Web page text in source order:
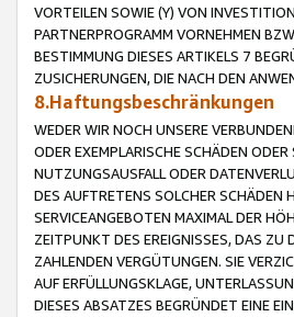
VORTEILEN SOWIE (Y) VON
PARTNERPROGRAMM VORNEHMEN
BESTIMMUNG DIESES ARTIKELS 7
ZUSICHERUNGEN, DIE NACH DEN
8.Haftungsbeschränkungen
WEDER WIR NOCH UNSERE
ODER EXEMPLARISCHE SCHÄDEN
NUTZUNGSAUSFALL ODER
DES AUFTRETENS SOLCHER SCHÄDEN
SERVICEANGEBOTEN MAXIMAL DER
ZEITPUNKT DES EREIGNISSES, DAS
ZAHLENDEN VERGÜTUNGEN. SIE
AUF ERFÜLLUNGSKLAGE,
DIESES ABSATZES BEGRÜNDET EINE